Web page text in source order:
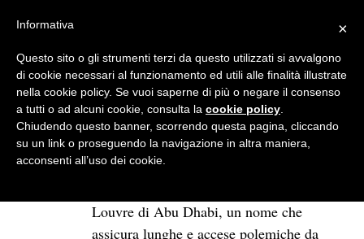
BROWSE TAG
opening
Chi ha paura del Louvre di Abu
Dhabi?
I riflettori del mondo sono puntati
Louvre di Abu Dhabi, un nome che
assicura lunghe e accese polemiche da
×
Informativa
Questo sito o gli strumenti terzi da questo utilizzati si avvalgono
di cookie necessari al funzionamento ed utili alle finalità illustrate
nella cookie policy. Se vuoi saperne di più o negare il consenso
a tutti o ad alcuni cookie, consulta la cookie policy
Chiudendo questo banner, scorrendo questa pagina, cliccando
su un link o proseguendo la navigazione in altra maniera,
acconsenti all’uso dei cookie.